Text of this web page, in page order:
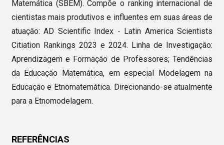
Matemática (SBEM). Compõe o ranking internacional de
cientistas mais produtivos e influentes em suas áreas de
atuação: AD Scientific Index - Latin America Scientists
Citiation Rankings 2023 e 2024. Linha de Investigação:
Aprendizagem e Formação de Professores; Tendências
da Educação Matemática, em especial Modelagem na
Educação e Etnomatemática. Direcionando-se atualmente
para a Etnomodelagem.
REFERÊNCIAS